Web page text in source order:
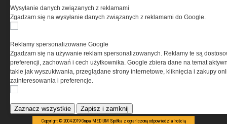
urządzeniu końcowym. W każdym momencie możesz
dokonać zmiany ustawień przeglądarki dotyczących
cookies. Nim Państwo zaczną korzystać z naszego
prywatności
informacją o cookies
Copyright © 2004-2019 Grupa MEDIUM Spółka z ograniczoną odpowiedzialnością
Wysyłanie danych związanych z reklamami
Zgadzam się na wysyłanie danych związanych z reklamami do Google.
Reklamy spersonalizowane Google
Zgadzam się na używanie reklam spersonalizowanych. Reklamy te są
preferencji, zachowań i cech użytkownika. Google zbiera dane na temat
takie jak wyszukiwania, przeglądane strony internetowe, kliknięcia i zakupy
zainteresowania i preferencje.
Zaznacz wszystkie Zapisz i zamknij